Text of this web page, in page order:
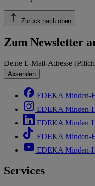
Zurück nach oben
Zum Newsletter
Deine E-Mail-Adresse
Absenden
EDEKA Minden-
EDEKA Minden-
EDEKA Minden-
EDEKA Minden-
EDEKA Minden-
Services